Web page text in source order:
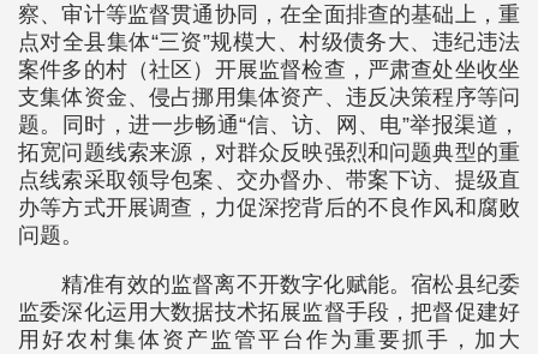
察、审计等监督贯通协同，在全面排查的基础上，重
点对全县集体“三资”规模大、村级债务大、违纪违法
案件多的村（社区）开展监督检查，严肃查处坐收坐
支集体资金、侵占挪用集体资产、违反决策程序等问
题。同时，进一步畅通“信、访、网、电”举报渠道，
拓宽问题线索来源，对群众反映强烈和问题典型的重
点线索采取领导包案、交办督办、带案下访、提级直
办等方式开展调查，力促深挖背后的不良作风和腐败
问题。
精准有效的监督离不开数字化赋能。宿松县纪委
监委深化运用大数据技术拓展监督手段，把督促建好
用好农村集体资产监管平台作为重要抓手，加大